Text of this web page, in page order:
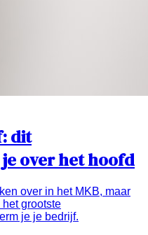
dit
over het hoofd
over in het MKB, maar
grootste
je je bedrijf.